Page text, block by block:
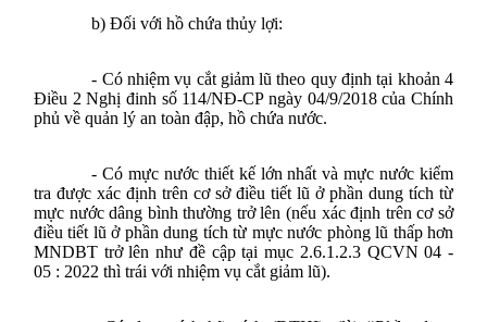
b) Đối vớihồ chứa thủy lợi:
- Có nhiệm vụ cắt giảm lũ theo quy định tại khoản 4
Điều 2 Nghị đinh số 114/NĐ-CP ngày 04/9/2018 của Chính
phủ về quản lý an toàn đập, hồ chứa nước.
- Có mực nước thiết kế lớn nhất và mực nước kiểm
tra được xác định trên cơ sở điều tiết lũ ở phần dung tích từ
mực nước dâng bình thường trở lên (nếu xác định trên cơ sở
điều tiết lũ ở phần dung tích từ mực nước phòng lũ thấp hơn
MNDBT trở lên như đề cập tại mục 2.6.1.2.3 QCVN 04 -
05 : 2022 thì trái với nhiệm vụ cắt giảm lũ).